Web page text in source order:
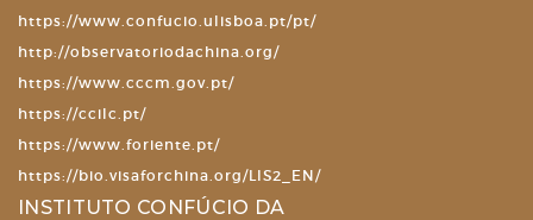
https://www.confucio.ulisboa.pt/pt/
http://observatoriodachina.org/
https://www.cccm.gov.pt/
https://ccilc.pt/
https://www.foriente.pt/
https://bio.visaforchina.org/LIS2_EN/
INSTITUTO CONFÚCIO DA